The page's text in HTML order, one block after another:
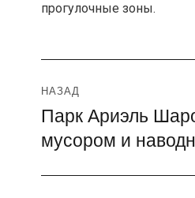
прогулочные зоны.
Навигация
по
записям
НАЗАД
Предыдущая
запись:
Парк Ариэль
мусором и